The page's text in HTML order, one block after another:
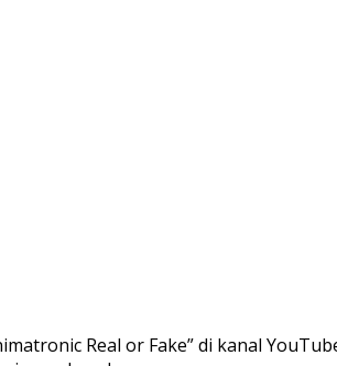
Real or Fake” di kanal